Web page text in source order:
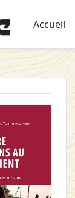
Accueil